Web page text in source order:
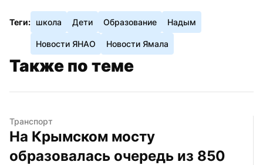
Теги: школа Дети Образование Надым
Новости ЯНАО Новости Ямала
Также по теме
Транспорт
На Крымском мосту
образовалась очередь из 850